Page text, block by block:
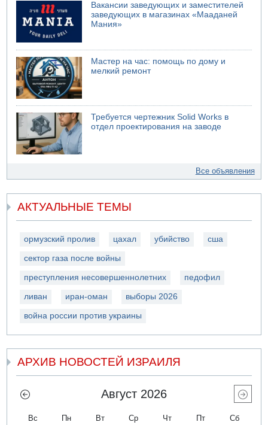
Вакансии заведующих и заместителей
заведующих в магазинах «Мааданей
Мания»
Мастер на час: помощь по дому и
мелкий ремонт
Требуется чертежник Solid Works в
отдел проектирования на заводе
Все объявления
АКТУАЛЬНЫЕ ТЕМЫ
ормузский пролив цахал убийство сша
сектор газа после войны
преступления несовершеннолетних педофил
ливан иран-оман выборы 2026
война россии против украины
АРХИВ НОВОСТЕЙ ИЗРАИЛЯ
Август 2026
Вс Пн Вт Ср Чт Пт Сб